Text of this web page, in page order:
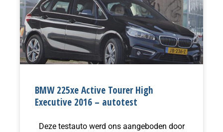
BMW 225xe Active Tourer High
Executive 2016 – autotest
Deze testauto werd ons aangeboden door